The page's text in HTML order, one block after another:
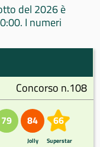
del 2026 è
I numeri
Concorso n.108
79 84
Jolly
66
Superstar